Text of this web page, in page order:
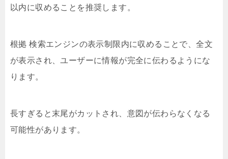
以内に収めることを推奨します。
根拠 検索エンジンの表示制限内に収めることで、全文
が表示され、ユーザーに情報が完全に伝わるようにな
ります。
長すぎると末尾がカットされ、意図が伝わらなくなる
可能性があります。